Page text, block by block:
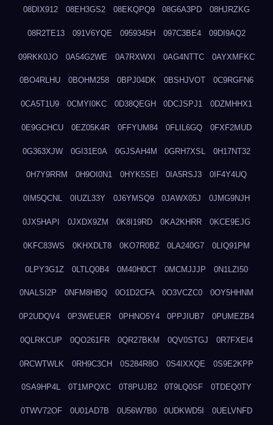
08DIX912 08EH3GS2 08EKQPQ9 08G6A3PD 08HJRZKG
08R2TE13 091V6YQE 0959345H 097C3BE4 09DI9AQ2
09RKK0JO 0A54G2WE 0A7RXWXI 0AG4NTTC 0AYXMFKC
0BO4RLHU 0BOHM258 0BPJ04DK 0BSHJVOT 0C9RGFN6
0CA5T1U9 0CMYI0KC 0D38QEGH 0DCJSPJ1 0DZMHHX1
0E9GCHCU 0EZ05K4R 0FFYUM84 0FLIL6GQ 0FXF2MUD
0G363XJW 0GI31E0A 0GJSAH4M 0GRH7XSL 0H17NT32
0H7Y9RRM 0H9OI0N1 0HYK5SEI 0IA5RSJ3 0IF4Y4UQ
0IM5QCNL 0IUZL33Y 0J6YMSQ9 0JAWX05J 0JMG9NJH
0JX5HAPI 0JXDX9ZM 0K8I19RD 0KA2KHRR 0KCE9EJG
0KFC83WS 0KHXDLT8 0KO7R0BZ 0LA240G7 0LIQ91PM
0LPY3G1Z 0LTLQ0B4 0M40H0CT 0MCMJJJP 0N1LZI50
0NALSI2P 0NFM8HBQ 0O1D2CFA 0O3VCZC0 0OY5HHNM
0P2UDQV4 0P3WEUER 0PHNO5Y4 0PPJIUB7 0PUMEZB4
0QLRKCUP 0QO261FR 0QR27BKM 0QV0STGJ 0R7FXEI4
0RCWTWLK 0RH9C3CH 0S284R8O 0S4IXXQE 0S9E2KPP
0SA9HP4L 0T1MPQXC 0T8PUJB2 0T9LQ0SF 0TDEQ0TY
0TWV72OF 0U01AD7B 0U56W7B0 0UDKWD5I 0UELVNFD